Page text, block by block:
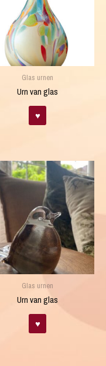
Glas urnen
Urn van glas
♥
Glas urnen
Urn van glas
♥